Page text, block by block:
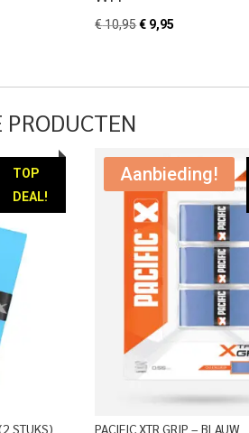
€10,95Oorspronkelijke
€ 9,95
PRODUCTEN
TOP
DEAL!
STUKS)
Aanbieding!
PACIFIC XTR GRIP – BLAUW